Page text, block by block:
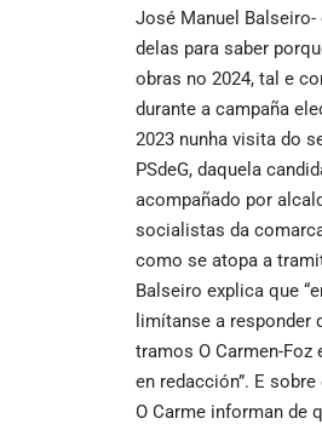
José Manuel Balseiro-
delas para saber
obras no 2024, tal e
durante a campaña
2023 nunha visita do
PSdeG, daquela
acompañado por
socialistas da
como se atopa a
Balseiro explica que
limítanse a responder
tramos O Carmen-Foz
en redacción”. E
O Carme informan de